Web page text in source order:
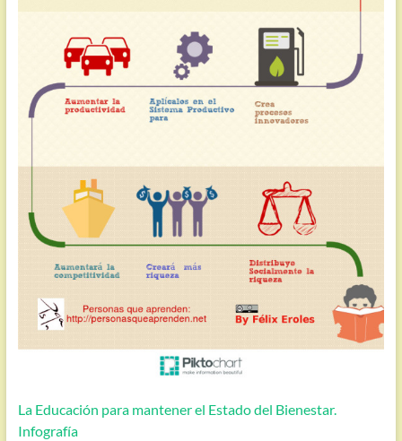
La Educación para mantener el Estado del Bienestar.
Infografía